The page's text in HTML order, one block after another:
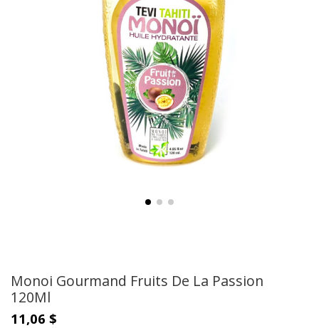
Monoi Gourmand Fruits De La Passion
120Ml
11,06 $